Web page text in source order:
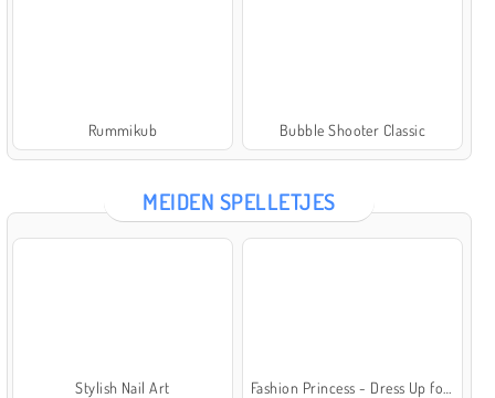
Rummikub Bubble Shooter Classic
MEIDEN SPELLETJES
Stylish Nail Art